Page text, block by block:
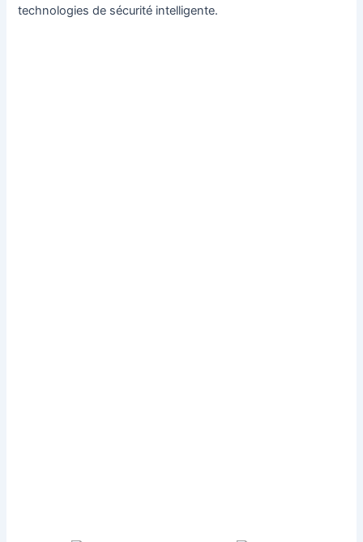
technologies de sécurité intelligente.